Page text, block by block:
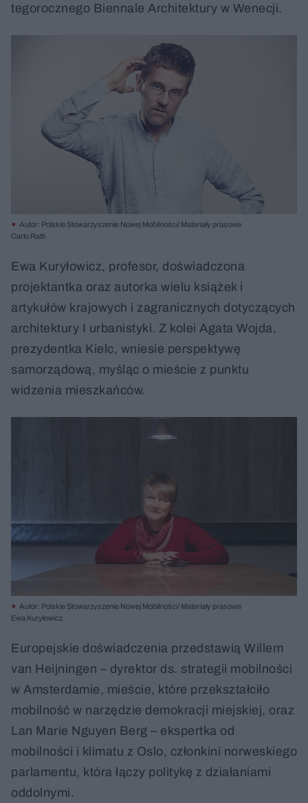
tegorocznego Biennale Architektury w Wenecji.
Autor: Polskie Stowarzyszenie Nowej Mobilności/ Materiały prasowe
Carlo Ratti
Ewa Kuryłowicz, profesor, doświadczona
projektantka oraz autorka wielu książek i
artykułów krajowych i zagranicznych dotyczących
architektury I urbanistyki. Z kolei Agata Wojda,
prezydentka Kielc, wniesie perspektywę
samorządową, myśląc o mieście z punktu
widzenia mieszkańców.
Autor: Polskie Stowarzyszenie Nowej Mobilności/ Materiały prasowe
Ewa Kuryłowicz
Europejskie doświadczenia przedstawią Willem
van Heijningen – dyrektor ds. strategii mobilności
w Amsterdamie, mieście, które przekształciło
mobilność w narzędzie demokracji miejskiej, oraz
Lan Marie Nguyen Berg – ekspertka od
mobilności i klimatu z Oslo, członkini norweskiego
parlamentu, która łączy politykę z działaniami
oddolnymi.